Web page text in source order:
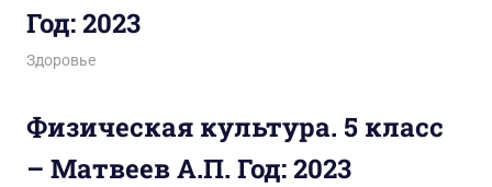
скачать
pdf
Год: 2023
18.02.2026
figa
Здоровье
Физическая культура. 5 класс
– Матвеев А.П. Год: 2023